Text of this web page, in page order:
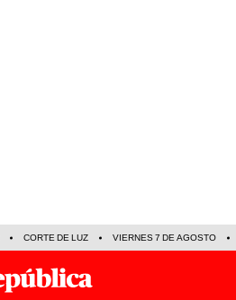
CORTE DE LUZ VIERNES 7 DE AGOSTO